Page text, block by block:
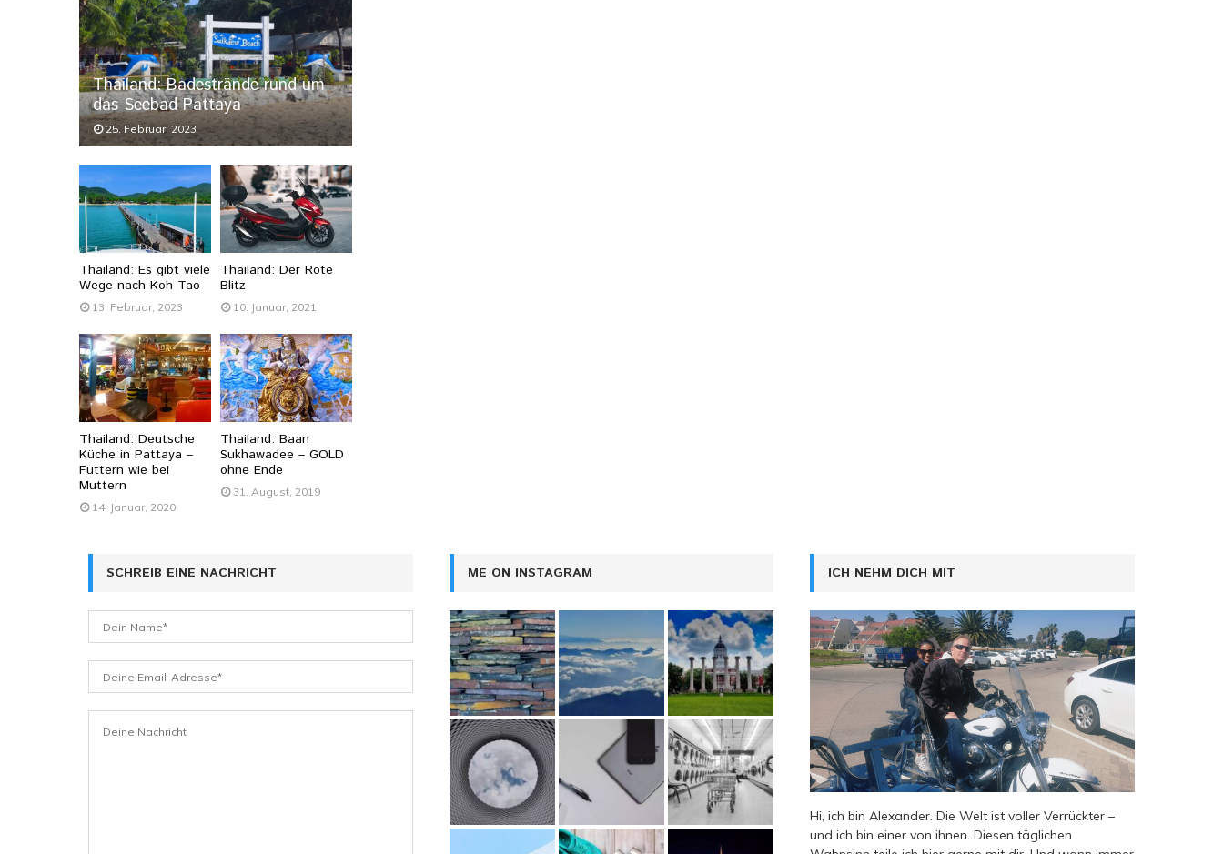
Thailand: Badestrände rund um
das Seebad Pattaya
25. Februar, 2023
Thailand: Es gibt viele
Wege nach Koh Tao
13. Februar, 2023
Thailand: Der Rote
Blitz
10. Januar, 2021
Thailand: Deutsche
Küche in Pattaya –
Futtern wie bei
Muttern
14. Januar, 2020
Thailand: Baan
Sukhawadee – GOLD
ohne Ende
31. August, 2019
SCHREIB EINE NACHRICHT ME ON INSTAGRAM ICH NEHM DICH MIT
Hi, ich bin Alexander. Die Welt ist voller Verrückter –
und ich bin einer von ihnen. Diesen täglichen